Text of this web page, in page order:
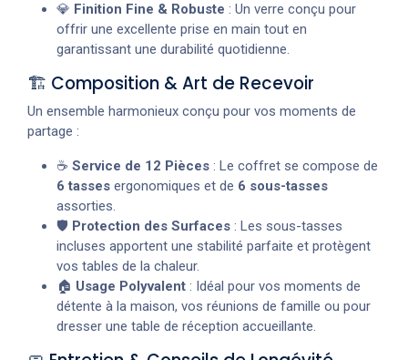
💎 Finition Fine & Robuste : Un verre conçu pour
offrir une excellente prise en main tout en
garantissant une durabilité quotidienne.
🏗️ Composition & Art de Recevoir
Un ensemble harmonieux conçu pour vos moments de
partage :
☕ Service de 12 Pièces : Le coffret se compose de
6 tasses ergonomiques et de 6 sous-tasses
assorties.
🛡️ Protection des Surfaces : Les sous-tasses
incluses apportent une stabilité parfaite et protègent
vos tables de la chaleur.
🏠 Usage Polyvalent : Idéal pour vos moments de
détente à la maison, vos réunions de famille ou pour
dresser une table de réception accueillante.